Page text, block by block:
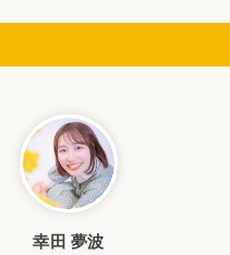
幸田 夢波